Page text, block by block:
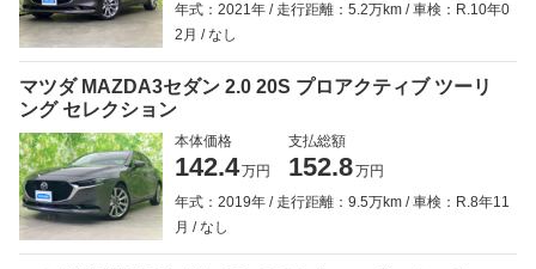
年式：2021年
走行距離：5.2万km
車検：R.10年0
2月
なし
マツダ MAZDA3セダン 2.0 20S プロアクティブ ツーリ
ング セレクション
本体価格
142.4万円
支払総額
152.8万円
年式：2019年
走行距離：9.5万km
車検：R.8年11
月
なし